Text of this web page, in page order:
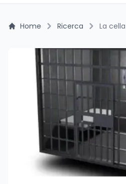
Home Ricerca